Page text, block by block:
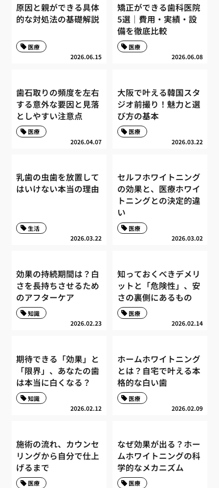
原因と親ができる具体
的な対処法の基礎解説
2026.06.15
医療
矯正ができる歯科医院
5選｜費用・実績・設
備を徹底比較
2026.06.08
医療
歯石取りの頻度を左右
する意外な要因と見落
としやすい注意点
2026.04.07
医療
大阪で叶える韓国スタ
ジオ前撮り！魅力と選
び方の基本
2026.03.22
医療
乳歯の虫歯を放置して
はいけない本当の理由
2026.03.22
生活
セルフホワイトニング
の効果と、医療ホワイ
トニングとの決定的違
い
2026.03.02
医療
効果の持続期間は？白
さを長持ちさせるため
のアフターケア
2026.02.23
知識
知っておくべきデメリ
ットと「危険性」、安
さの裏側にあるもの
2026.02.14
医療
期待できる「効果」と
「限界」、あなたの歯
は本当に白くなる？
2026.02.12
知識
ホームホワイトニング
とは？自宅で叶える本
格的な白い歯
2026.02.09
医療
施術の流れ、カウンセ
リングから自分で仕上
げるまで
医療
なぜ効果が出る？ホー
ムホワイトニングの科
学的なメカニズム
医療